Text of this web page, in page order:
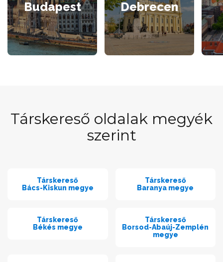
Budapest
Debrecen
Társkereső oldalak megyék
szerint
Társkereső
Bács-Kiskun megye
Társkereső
Baranya megye
Társkereső
Békés megye
Társkereső
Borsod-Abaúj-Zemplén
megye